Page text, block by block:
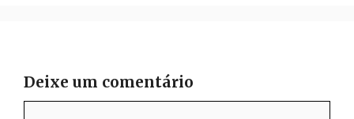
Deixe um comentário